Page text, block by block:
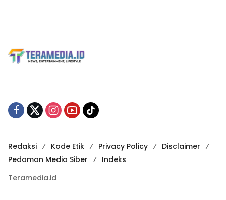
Redaksi Kode Etik Privacy Policy
Disclaimer
Pedoman Media Siber
Indeks
Teramedia.id